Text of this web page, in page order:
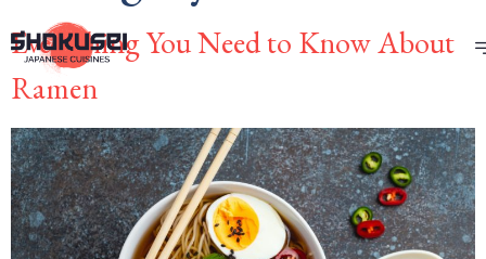
Everything You Need to Know About
Ramen